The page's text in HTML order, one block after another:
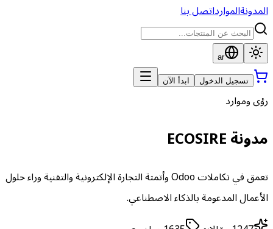
المدونةالموارداتصل بنا
ar
تسجيل الدخول ابدأ الآن
رؤى وموارد
مدونة ECOSIRE
تعمق في تكاملات Odoo وأتمتة التجارة الإلكترونية والتقنية وراء حلول
الأعمال المدعومة بالذكاء الاصطناعي.